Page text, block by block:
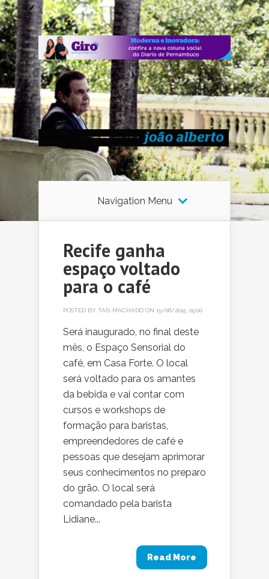
Navigation Menu
Recife ganha
espaço voltado
para o café
POSTED BY TAÍS MACHADO ON 15/08/2015, 09:00
Será inaugurado, no final deste
mês, o Espaço Sensorial do
café, em Casa Forte. O local
será voltado para os amantes
da bebida e vai contar com
cursos e workshops de
formação para baristas,
empreendedores de café e
pessoas que desejam aprimorar
seus conhecimentos no preparo
do grão. O local será
comandado pela barista
Lidiane...
Read More